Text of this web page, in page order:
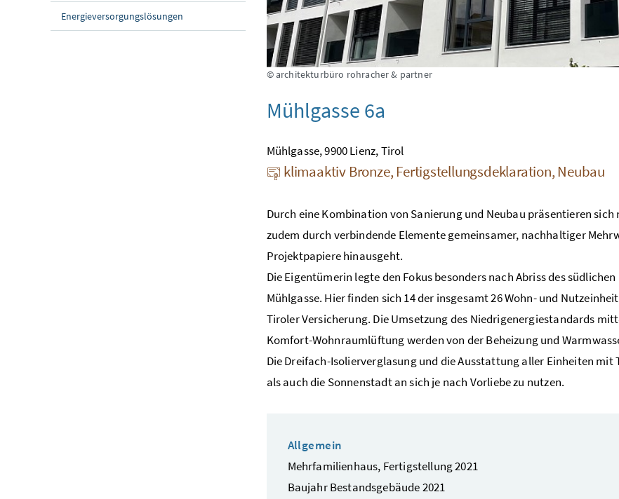
Energieversorgungslösungen
© architekturbüro rohracher & partner
Mühlgasse 6a
Mühlgasse, 9900 Lienz, Tirol
klimaaktiv Bronze, Fertigstellungsdeklaration, Neubau
Durch eine Kombination von Sanierung und Neubau präsentieren
zudem durch verbindende Elemente gemeinsamer, nachhaltiger
Projektpapiere hinausgeht.
Die Eigentümerin legte den Fokus besonders nach Abriss des
Mühlgasse. Hier finden sich 14 der insgesamt 26 Wohn- und
Tiroler Versicherung. Die Umsetzung des Niedrigenergiestandards
Komfort-Wohnraumlüftung werden von der Beheizung und
Die Dreifach-Isolierverglasung und die Ausstattung aller Einheiten
als auch die Sonnenstadt an sich je nach Vorliebe zu nutzen.
Allgemein
Mehrfamilienhaus, Fertigstellung 2021
Baujahr Bestandsgebäude 2021